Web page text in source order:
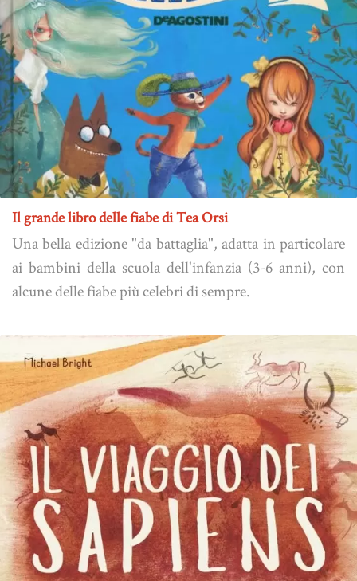
Il grande libro delle fiabe di Tea Orsi
Una bella edizione "da battaglia", adatta in particolare
ai bambini della scuola dell'infanzia (3-6 anni), con
alcune delle fiabe più celebri di sempre.